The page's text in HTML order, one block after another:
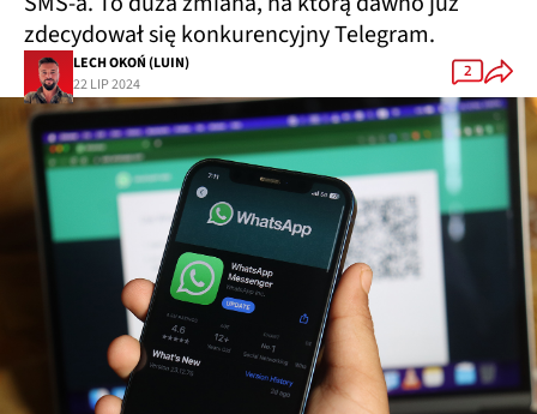
zdecydował się konkurencyjny Telegram.
LECH OKOŃ (LUIN)
22 LIP 2024
2